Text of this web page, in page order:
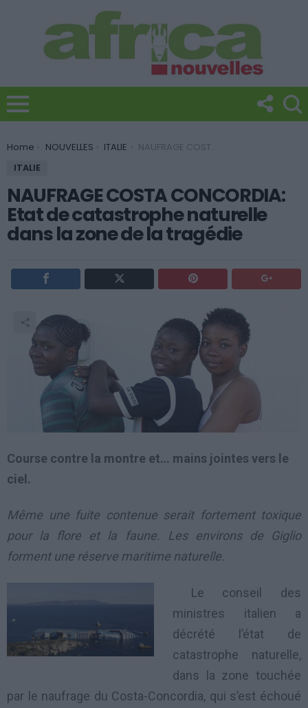
You are here:
Home NOUVELLES ITALIE
NAUFRAGE COSTA CONCORDIA: Etat de catastrophe naturelle dans la zone de la tragédie
ITALIE
NAUFRAGE COSTA CONCORDIA:
Etat de catastrophe naturelle
dans la zone de la tragédie
Course contre la montre et… mains jointes vers le
ciel.
Même une fuite contenue serait fortement toxique
pour la flore et la faune. Les environs de Giglio
forment une réserve maritime naturelle.
Le conseil des
ministres italien a
décrété l’état de
catastrophe naturelle,
dans la zone touchée
par le naufrage du Costa-Concordia, qui s’est échoué